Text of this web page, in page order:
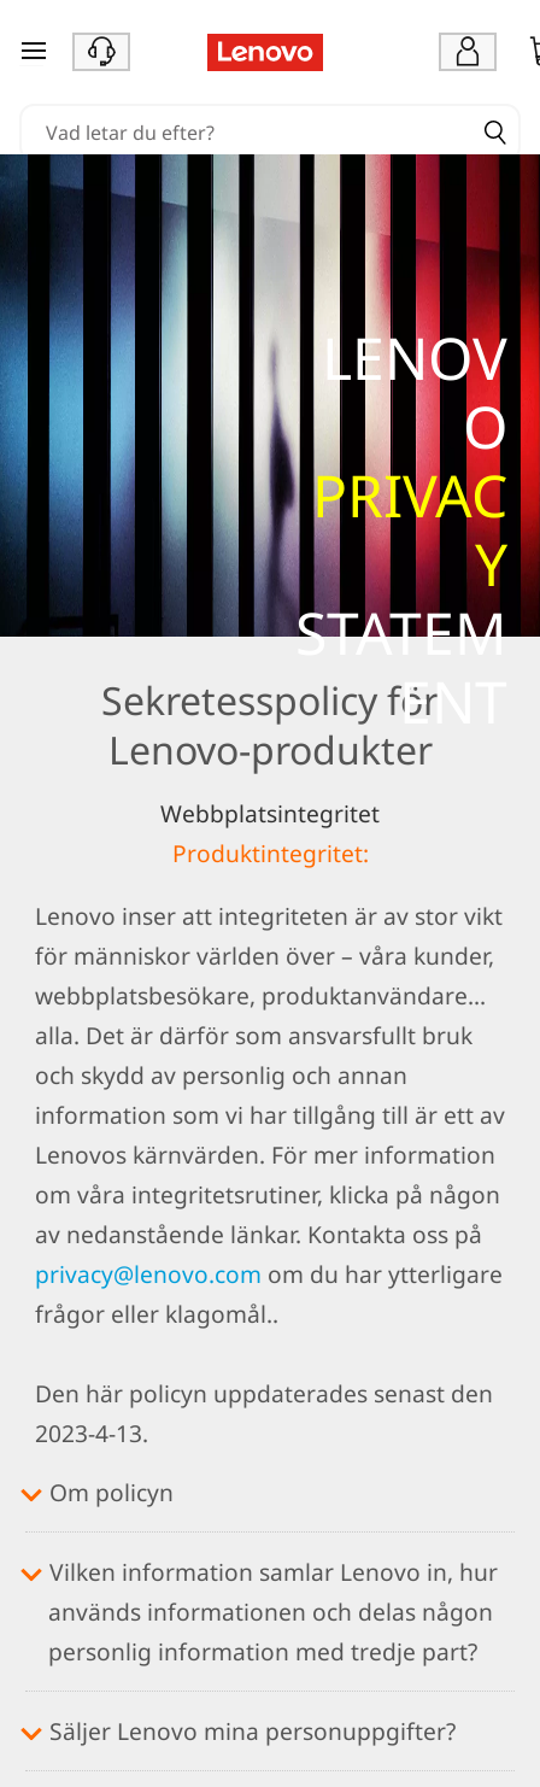
hoppa vidare till huvudinnehållet
LENOV
O
PRIVAC
Y
STATEM
ENT
Sekretesspolicy för
Lenovo-produkter
Webbplatsintegritet
Produktintegritet:
Lenovo inser att integriteten är av stor vikt
för människor världen över – våra kunder,
webbplatsbesökare, produktanvändare...
alla. Det är därför som ansvarsfullt bruk
och skydd av personlig och annan
information som vi har tillgång till är ett av
Lenovos kärnvärden. För mer information
om våra integritetsrutiner, klicka på någon
av nedanstående länkar. Kontakta oss på
privacy@lenovo.com om du har ytterligare
frågor eller klagomål..
Den här policyn uppdaterades senast den
2023-4-13.
Om policyn
Vilken information samlar Lenovo in, hur
används informationen och delas någon
personlig information med tredje part?
Säljer Lenovo mina personuppgifter?